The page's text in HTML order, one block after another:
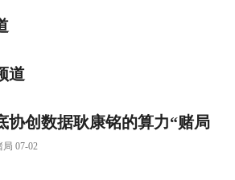
道
协创数据耿康铭的算力“赌局
07-02